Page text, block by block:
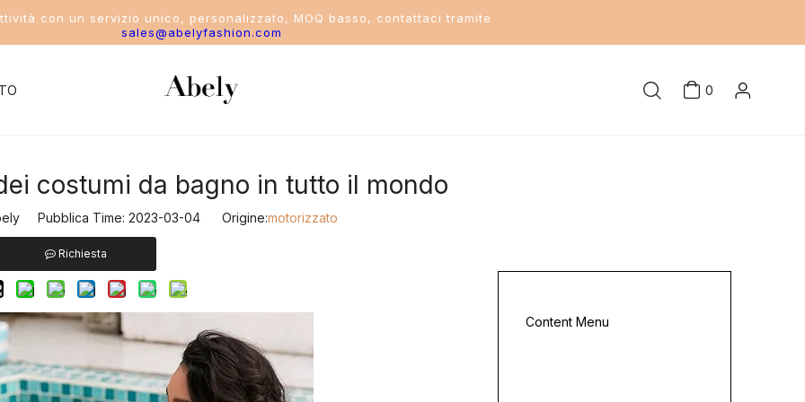
con un servizio unico, personalizzato, MOQ basso, contattaci tramite
sales@abelyfashion.com
del settore
da bagno
intero
da bagno a due pezzi
da bagno sportivi da donna
0
costumi da bagno in tutto il mondo
Pubblica Time: 2023-03-04 Origine:motorizzato
Richiesta
Content Menu